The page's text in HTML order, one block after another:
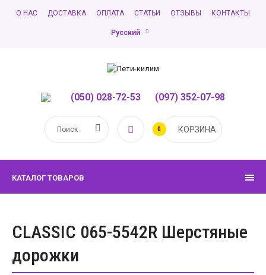
О НАС ДОСТАВКА ОПЛАТА СТАТЬИ ОТЗЫВЫ КОНТАКТЫ
Русский
(050) 028-72-53 (097) 352-07-98
0 КОРЗИНА
КАТАЛОГ ТОВАРОВ
CLASSIC 065-5542R Шерстяные
дорожки